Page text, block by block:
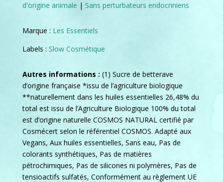
d'origine animale | Sans perturbateurs endocriniens
Marque : Les Essentiels
Labels : Slow Cosmétique
Autres informations : (1) Sucre de betterave
d’origine française *issu de l’agriculture biologique
**naturellement dans les huiles essentielles 26,48% du
total est issu de l’Agriculture Biologique 100% du total
est d’origine naturelle COSMOS NATURAL certifié par
Cosmécert selon le référentiel COSMOS. Adapté aux
Vegans, Aux huiles essentielles, Sans eau, Pas de
colorants synthétiques, Pas de matières
pétrochimiques, Pas de silicones ni polymères, Pas de
tensioactifs sulfatés, Conformément au règlement UE